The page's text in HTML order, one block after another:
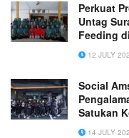
Perkuat
Untag
Feeding
12 JULY
Social
Satukan
Kota14 JULY